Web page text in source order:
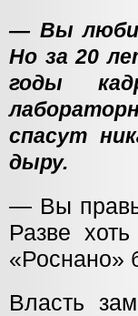
— Вы
Но за 20
годы
спасут
дыру.
— Вы
Разве
«Роснано»
Власть